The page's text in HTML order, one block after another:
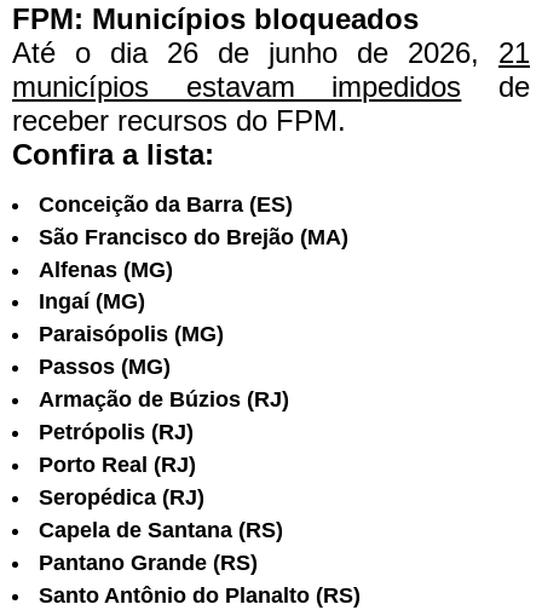
FPM: Municípios bloqueados
Até o dia 26 de junho de 2026, 21
municípios estavam impedidos de
receber recursos do FPM.
Confira a lista:
Conceição da Barra (ES)
São Francisco do Brejão (MA)
Alfenas (MG)
Ingaí (MG)
Paraisópolis (MG)
Passos (MG)
Armação de Búzios (RJ)
Petrópolis (RJ)
Porto Real (RJ)
Seropédica (RJ)
Capela de Santana (RS)
Pantano Grande (RS)
Santo Antônio do Planalto (RS)